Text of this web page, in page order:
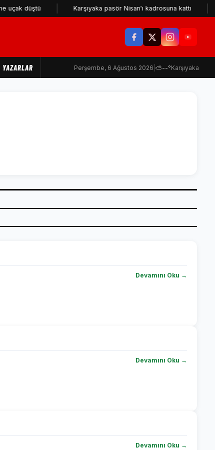
düştü Karşıyaka pasör Nisan'ı kadrosuna kattı
YAZARLAR Perşembe, 6 Ağustos 2026 ⛅--°Karşıyaka
Devamını Oku →
Devamını Oku →
Devamını Oku →